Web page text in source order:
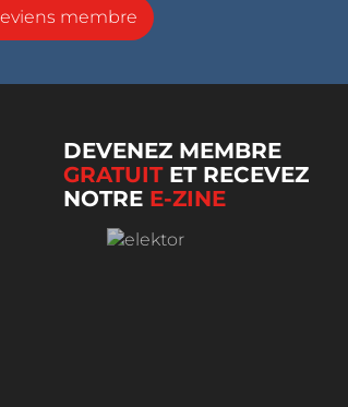
membre
DEVENEZ MEMBRE
GRATUITET RECEVEZ
NOTRE E-ZINE